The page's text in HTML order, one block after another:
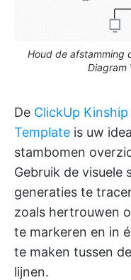
Houd de afstamming
Diagram
De ClickUp
Template is uw
stambomen
Gebruik de visuele
generaties te
zoals hertrouwen
te markeren en in
te maken tussen
lijnen.